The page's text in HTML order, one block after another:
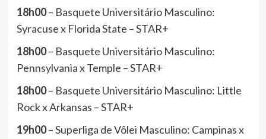
18h00– Basquete Universitário Masculino:
Syracuse x Florida State – STAR+
18h00– Basquete Universitário Masculino:
Pennsylvania x Temple – STAR+
18h00– Basquete Universitário Masculino: Little
Rock x Arkansas – STAR+
19h00– Superliga de Vôlei Masculino: Campinas x